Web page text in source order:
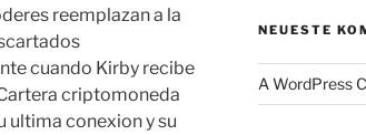
reemplazan a la
cuando Kirby recibe
criptomoneda
ultima conexion y su
NEUESTE
A WordPress